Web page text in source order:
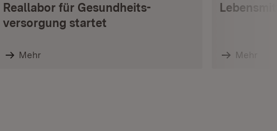
Reallabor für Gesundheits­
versorgung startet
Mehr Mehr